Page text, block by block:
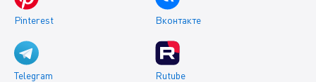
Pinterest Вконтакте
Telegram Rutube